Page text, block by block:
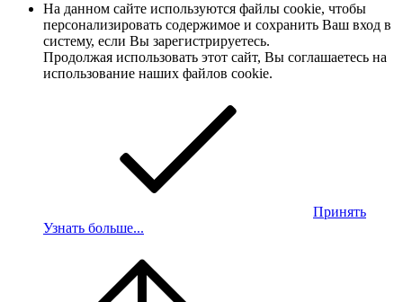
На данном сайте используются файлы cookie, чтобы
персонализировать содержимое и сохранить Ваш вход в
систему, если Вы зарегистрируетесь.
Продолжая использовать этот сайт, Вы соглашаетесь на
использование наших файлов cookie.
Принять
Узнать больше...